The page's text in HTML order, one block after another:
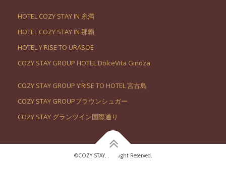
HOTEL COZY STAY IN 糸満
HOTEL COZY STAY IN 那覇
HOTEL Y'RISE TO URASOE
COZY STAY GROUP HOTEL DolceVita Ginoza
COZY STAY GROUP Y’RISE TO HOTEL 宮古島
COZY STAY GROUPブラウンシュガー
COZY STAY グランツイン国際通り
©︎COZY STAY. All Right Reserved.